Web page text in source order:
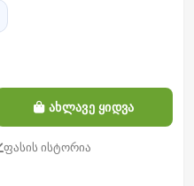
ახლავე ყიდვა
ფასის ისტორია